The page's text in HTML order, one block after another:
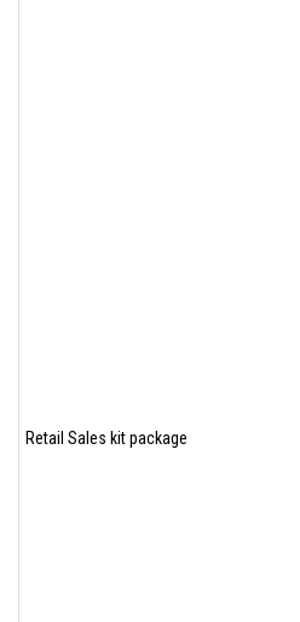
Retail Sales kit package